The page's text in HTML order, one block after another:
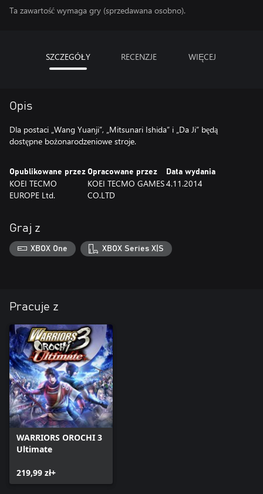
Ta zawartość wymaga gry (sprzedawana osobno).
SZCZEGÓŁY RECENZJE WIĘCEJ
Opis
Dla postaci „Wang Yuanji”, „Mitsunari Ishida” i „Da Ji” będą
dostępne bożonarodzeniowe stroje.
Opublikowane przez
KOEI TECMO
EUROPE Ltd.
Opracowane przez
KOEI TECMO GAMES
CO.LTD
Data wydania
4.11.2014
Graj z
XBOX One XBOX Series X|S
Pracuje z
WARRIORS OROCHI 3
Ultimate
219,99 zł+